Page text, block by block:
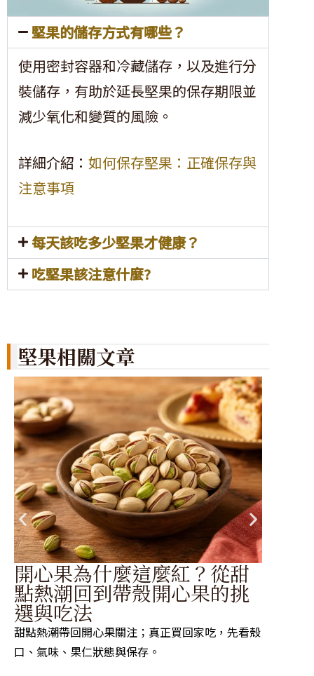
堅果的儲存方式有哪些？
使用密封容器和冷藏儲存，以及進行分
裝儲存，有助於延長堅果的保存期限並
減少氧化和變質的風險。
詳細介紹： 如何保存堅果：正確保存與
注意事項
每天該吃多少堅果才健康？
吃堅果該注意什麼?
堅果相關文章
開心果為什麼這麼紅？從甜
點熱潮回到帶殼開心果的挑
選與吃法
甜點熱潮帶回開心果關注；真正買回家吃，先看殼
口、氣味、果仁狀態與保存。